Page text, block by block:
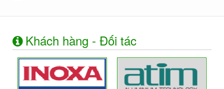
Khách hàng - Đối tác